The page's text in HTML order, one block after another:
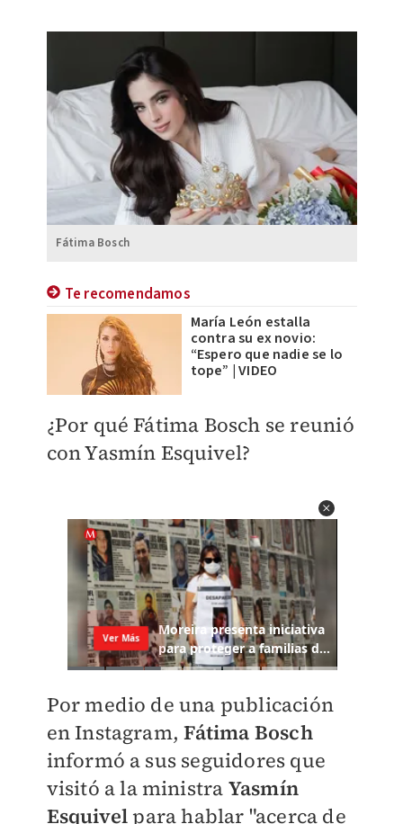
Fátima Bosch
Te recomendamos
María León estalla
contra su ex novio:
“Espero que nadie se lo
tope” | VIDEO
¿Por qué Fátima Bosch se reunió
con Yasmín Esquivel?
Por medio de una publicación
en Instagram,Fátima Bosch
informó a sus seguidores que
visitó a la ministra Yasmín
Esquivel para hablar "acerca de